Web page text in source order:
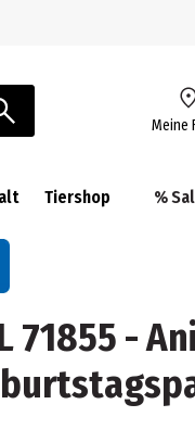
Meine
Tiershop %
71855 -